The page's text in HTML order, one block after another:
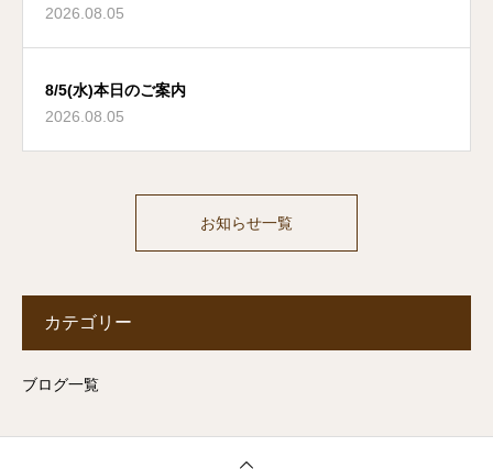
2026.08.05
8/5(水)本日のご案内
2026.08.05
お知らせ一覧
カテゴリー
ブログ一覧